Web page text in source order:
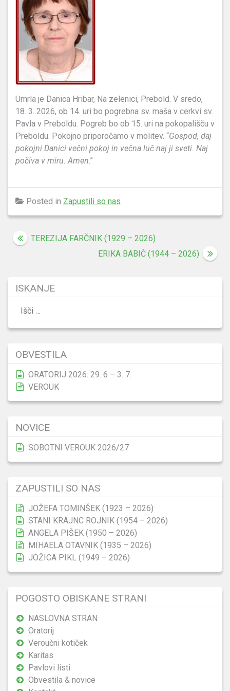
Umrla je Danica Hribar, Na zelenici, Prebold. V sredo,
18. 3. 2026, ob 14. uri bo pogrebna sv. maša v cerkvi sv.
Pavla v Preboldu. Pogreb bo ob 15. uri na pokopališču v
Preboldu. Pokojno priporočamo v molitev. “Gospod, daj
pokojni Danici večni pokoj in večna luč naj ji sveti. Naj
počiva v miru. Amen .”
Posted in Zapustili so nas
Navigacija
TEREZIJA FARČNIK (1929 – 2026)
ERIKA BABIČ (1944 – 2026)
ISKANJE
Išči:
OBVESTILA
ORATORIJ 2026: 29. 6 – 3. 7.
VEROUK
NOVICE
SOBOTNI VEROUK 2026/27
ZAPUSTILI SO NAS
JOŽEFA TOMINŠEK (1923 – 2026)
STANI KRAJNC ROJNIK (1954 – 2026)
ANGELA PIŠEK (1950 – 2026)
MIHAELA OTAVNIK (1935 – 2026)
JOŽICA PIKL (1949 – 2026)
POGOSTO OBISKANE STRANI
NASLOVNA STRAN
Oratorij
Veroučni kotiček
Karitas
Pavlovi listi
Obvestila & novice